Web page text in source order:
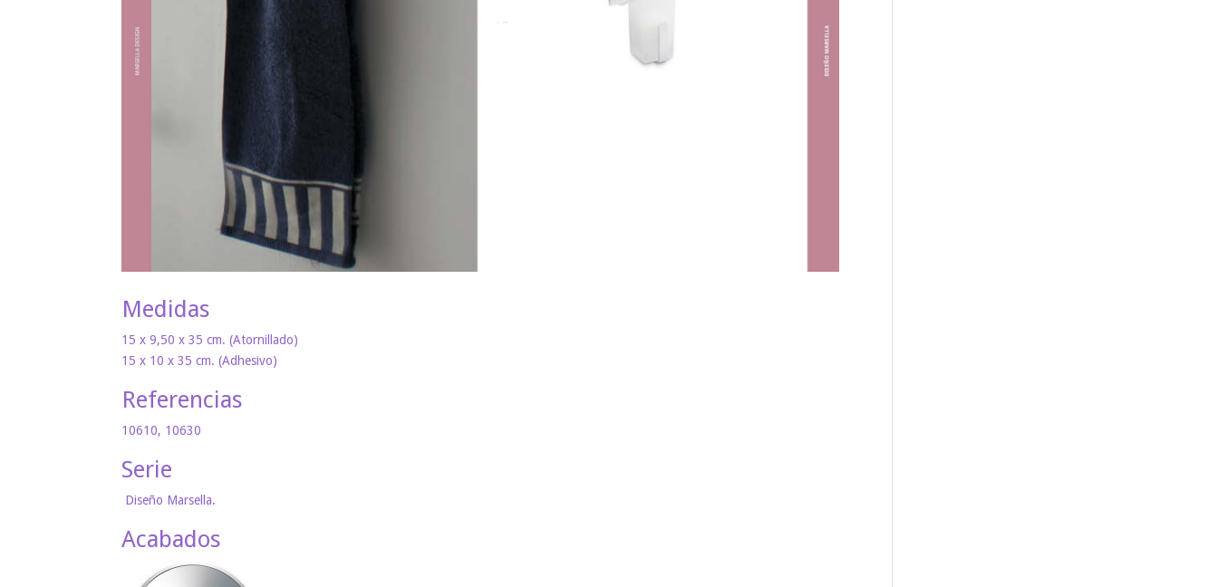
Medidas
15 x 9,50 x 35 cm. (Atornillado)
15 x 10 x 35 cm. (Adhesivo)
Referencias
10610, 10630
Serie
Diseño Marsella.
Acabados